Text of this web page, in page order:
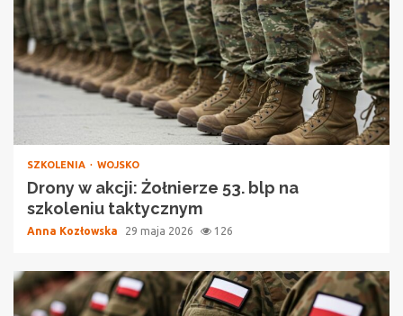
SZKOLENIA WOJSKO
Drony w akcji: Żołnierze 53. blp na
szkoleniu taktycznym
Anna Kozłowska 29 maja 2026 126